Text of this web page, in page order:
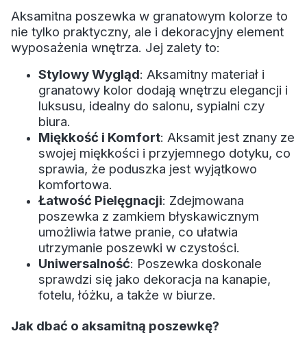
Aksamitna poszewka w granatowym kolorze to
nie tylko praktyczny, ale i dekoracyjny element
wyposażenia wnętrza. Jej zalety to:
Stylowy Wygląd: Aksamitny materiał i
granatowy kolor dodają wnętrzu elegancji i
luksusu, idealny do salonu, sypialni czy
biura.
Miękkość i Komfort: Aksamit jest znany ze
swojej miękkości i przyjemnego dotyku, co
sprawia, że poduszka jest wyjątkowo
komfortowa.
Łatwość Pielęgnacji: Zdejmowana
poszewka z zamkiem błyskawicznym
umożliwia łatwe pranie, co ułatwia
utrzymanie poszewki w czystości.
Uniwersalność: Poszewka doskonale
sprawdzi się jako dekoracja na kanapie,
fotelu, łóżku, a także w biurze.
Jak dbać o aksamitną poszewkę?